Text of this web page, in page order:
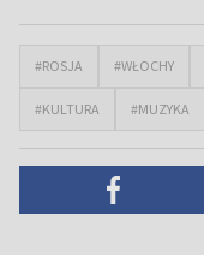
#ROSJA #WŁOCHY
#KULTURA #MUZYKA